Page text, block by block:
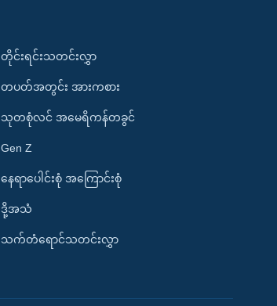
တိုင်းရင်းသတင်းလွှာ
တပတ်အတွင်း အားကစား
သုတစုံလင် အမေရိကန်တခွင်
Gen Z
နေရာပေါင်းစုံ အကြောင်းစုံ
ဒို့အသံ
သက်တံရောင်သတင်းလွှာ